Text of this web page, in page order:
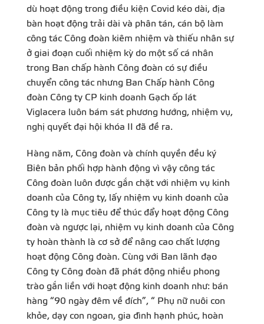
dù hoạt động trong điều kiện Covid kéo dài, địa
bàn hoạt động trải dài và phân tán, cán bộ làm
công tác Công đoàn kiêm nhiệm và thiếu nhân sự
ở giai đoạn cuối nhiệm kỳ do một số cá nhân
trong Ban chấp hành Công đoàn có sự điều
chuyển công tác nhưng Ban Chấp hành Công
đoàn Công ty CP kinh doanh Gạch ốp lát
Viglacera luôn bám sát phương hướng, nhiệm vụ,
nghị quyết đại hội khóa II đã đề ra.
Hàng năm, Công đoàn và chính quyền đều ký
Biên bản phối hợp hành động vì vậy công tác
Công đoàn luôn được gắn chặt với nhiệm vụ kinh
doanh của Công ty, lấy nhiệm vụ kinh doanh của
Công ty là mục tiêu để thúc đẩy hoạt động Công
đoàn và ngược lại, nhiệm vụ kinh doanh của Công
ty hoàn thành là cơ sở để nâng cao chất lượng
hoạt động Công đoàn. Cùng với Ban lãnh đạo
Công ty Công đoàn đã phát động nhiều phong
trào gắn liền với hoạt động kinh doanh như: bán
hàng “90 ngày đêm về đích”, “ Phụ nữ nuôi con
khỏe, dạy con ngoan, gia đình hạnh phúc, hoàn